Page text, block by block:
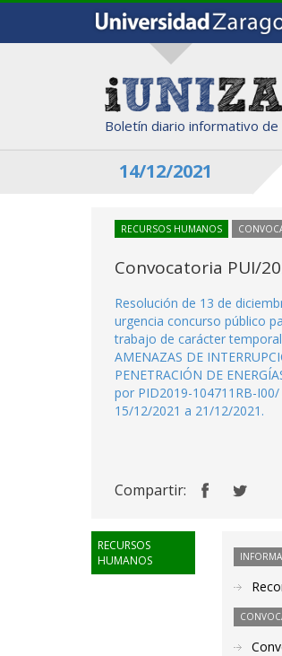
Boletín diario informativo de
14/12/2021
RECURSOS HUMANOS
Convocatoria PUI/
Resolución de 13 de
urgencia concurso público
trabajo de carácter
AMENAZAS DE
PENETRACIÓN DE
por PID2019-104711RB-
15/12/2021 a 21/12/2021.
Compartir:
RECURSOS
HUMANOS